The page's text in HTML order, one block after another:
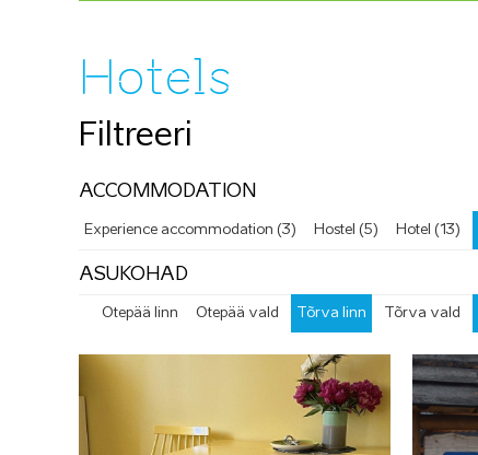
Hotels
Filtreeri
ACCOMMODATION
Experience accommodation (3) Hostel (5) Hotel (13)
ASUKOHAD
Otepää linn Otepää vald Tõrva linn Tõrva vald